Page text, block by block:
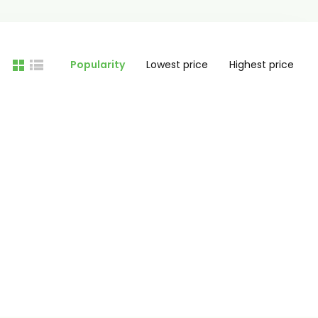
Popularity Lowest price Highest price